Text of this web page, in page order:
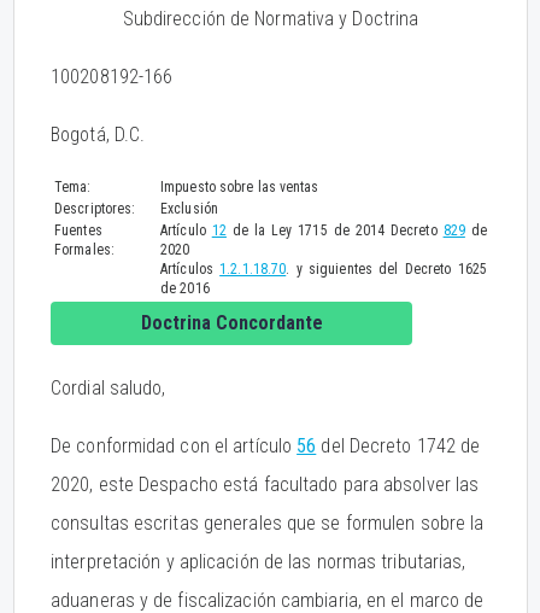
Subdirección de Normativa y Doctrina
100208192-166
Bogotá, D.C.
Tema:
Impuesto sobre las ventas
Descriptores:
Exclusión
Fuentes
Formales:
Artículo 12de la Ley 1715 de 2014 Decreto 829de
2020
Artículos 1.2.1.18.70. y siguientes del Decreto 1625
de 2016
Doctrina Concordante
Cordial saludo,
De conformidad con el artículo 56 del Decreto 1742 de
2020, este Despacho está facultado para absolver las
consultas escritas generales que se formulen sobre la
interpretación y aplicación de las normas tributarias,
aduaneras y de fiscalización cambiaria, en el marco de